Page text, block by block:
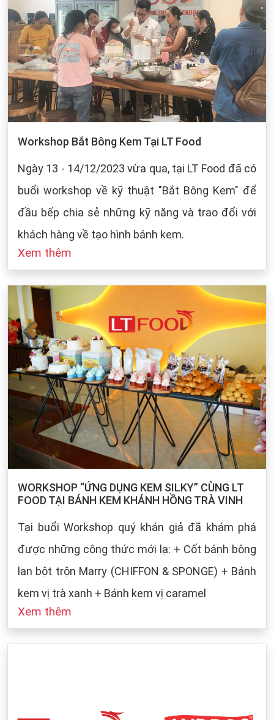
Workshop Bắt Bông Kem Tại LT Food
Ngày 13 - 14/12/2023 vừa qua, tại LT Food đã có
buổi workshop về kỹ thuật "Bắt Bông Kem" để
đầu bếp chia sẻ những kỹ năng và trao đổi với
khách hàng về tạo hình bánh kem.
Xem thêm
WORKSHOP “ỨNG DỤNG KEM SILKY” CÙNG LT
FOOD TẠI BÁNH KEM KHÁNH HỒNG TRÀ VINH
Tại buổi Workshop quý khán giả đã khám phá
được những công thức mới lạ: + Cốt bánh bông
lan bột trộn Marry (CHIFFON & SPONGE) + Bánh
kem vị trà xanh + Bánh kem vị caramel
Xem thêm